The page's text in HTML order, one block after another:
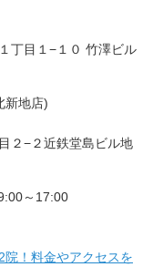
丁目１−１０ 竹澤ビル
新地店)
２−２近鉄堂島ビル地
～17:00
！料金やアクセスを